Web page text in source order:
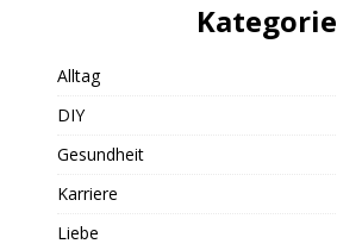
Kategorie
Alltag
DIY
Gesundheit
Karriere
Liebe